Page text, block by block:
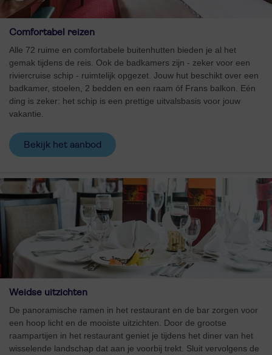
Comfortabel reizen
Alle 72 ruime en comfortabele buitenhutten bieden je al het
gemak tijdens de reis. Ook de badkamers zijn - zeker voor een
riviercruise schip - ruimtelijk opgezet. Jouw hut beschikt over een
badkamer, stoelen, 2 bedden en een raam óf Frans balkon. Eén
ding is zeker: het schip is een prettige uitvalsbasis voor jouw
vakantie.
Bekijk het aanbod
Weidse uitzichten
De panoramische ramen in het restaurant en de bar zorgen voor
een hoop licht en de mooiste uitzichten. Door de grootse
raampartijen in het restaurant geniet je tijdens het diner van het
wisselende landschap dat aan je voorbij trekt. Sluit vervolgens de